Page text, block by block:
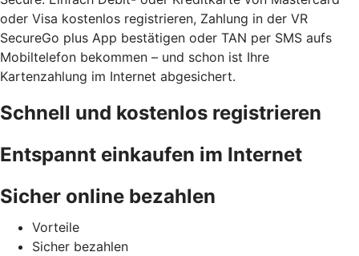
oder Visa kostenlos registrieren, Zahlung in der VR
SecureGo plus App bestätigen oder TAN per SMS aufs
Mobiltelefon bekommen – und schon ist Ihre
Kartenzahlung im Internet abgesichert.
Schnell und kostenlos registrieren
Entspannt einkaufen im Internet
Sicher online bezahlen
Vorteile
Sicher bezahlen